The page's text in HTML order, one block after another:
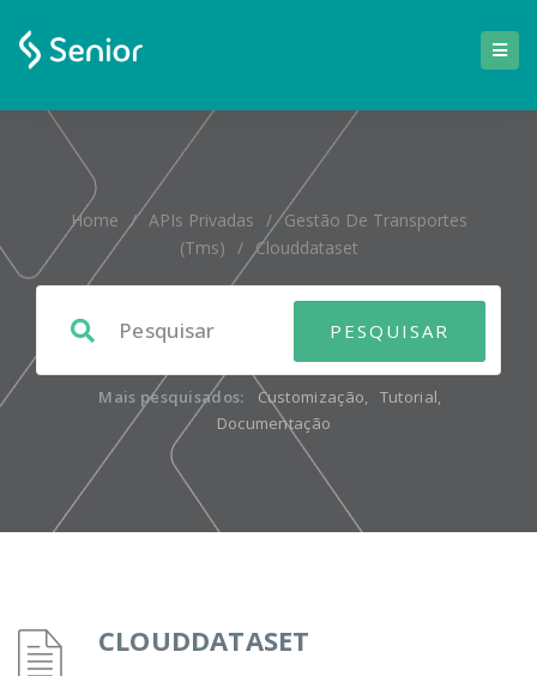
Home / APIs Privadas / Gestão De Transportes
(tms) / Clouddataset
Mais pesquisados: Customização, Tutorial,
Documentação
CLOUDDATASET